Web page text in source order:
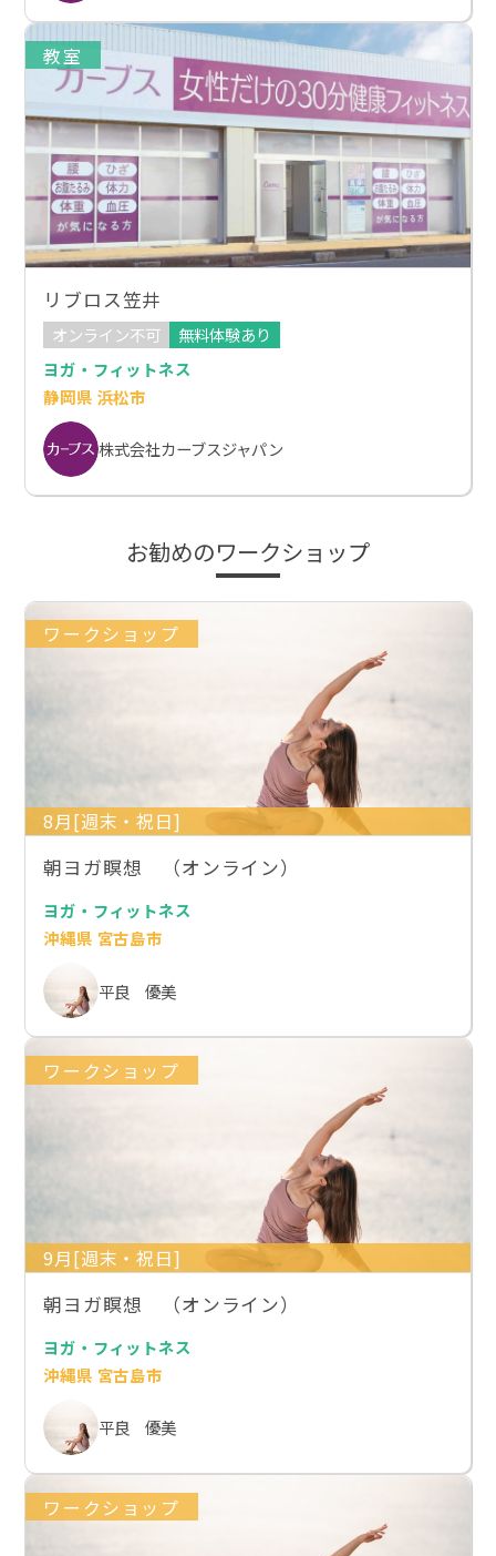
教室
リブロス笠井
オンライン不可
無料体験あり
ヨガ・フィットネス
静岡県 浜松市
株式会社カーブスジャパン
お勧めのワークショップ
ワークショップ
8月[週末・祝日]
朝ヨガ瞑想 （オンライン）
ヨガ・フィットネス
沖縄県 宮古島市
平良 優美
ワークショップ
9月[週末・祝日]
朝ヨガ瞑想 （オンライン）
ヨガ・フィットネス
沖縄県 宮古島市
平良 優美
ワークショップ